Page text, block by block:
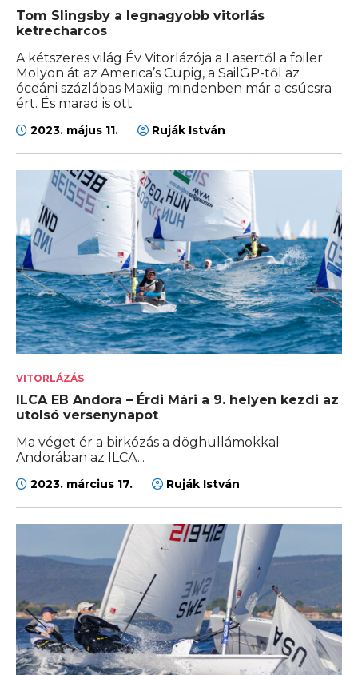
Tom Slingsby a legnagyobb vitorlás
ketrecharcos
A kétszeres világ Év Vitorlázója a Lasertől a foiler
Molyon át az America’s Cupig, a SailGP-től az
óceáni százlábas Maxiig mindenben már a csúcsra
ért. És marad is ott
2023. május 11. Ruják István
VITORLÁZÁS
ILCA EB Andora – Érdi Mári a 9. helyen kezdi az
utolsó versenynapot
Ma véget ér a birkózás a döghullámokkal
Andorában az ILCA...
2023. március 17. Ruják István